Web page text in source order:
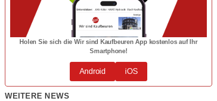
Holen Sie sich die Wir sind Kaufbeuren App kostenlos auf Ihr
Smartphone!
Android iOS
WEITERE NEWS